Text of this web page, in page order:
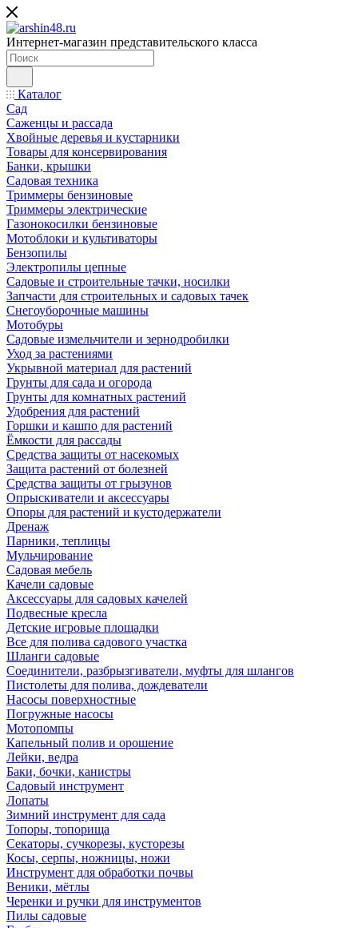
Интернет-магазин представительского класса
Каталог
Сад
Саженцы и рассада
Хвойные деревья и кустарники
Товары для консервирования
Банки, крышки
Садовая техника
Триммеры бензиновые
Триммеры электрические
Газонокосилки бензиновые
Мотоблоки и культиваторы
Бензопилы
Электропилы цепные
Садовые и строительные тачки, носилки
Запчасти для строительных и садовых тачек
Снегоуборочные машины
Мотобуры
Садовые измельчители и зернодробилки
Уход за растениями
Укрывной материал для растений
Грунты для сада и огорода
Грунты для комнатных растений
Удобрения для растений
Горшки и кашпо для растений
Ёмкости для рассады
Средства защиты от насекомых
Защита растений от болезней
Средства защиты от грызунов
Опрыскиватели и аксессуары
Опоры для растений и кустодержатели
Дренаж
Парники, теплицы
Мульчирование
Садовая мебель
Качели садовые
Аксессуары для садовых качелей
Подвесные кресла
Детские игровые площадки
Все для полива садового участка
Шланги садовые
Соединители, разбрызгиватели, муфты для шлангов
Пистолеты для полива, дождеватели
Насосы поверхностные
Погружные насосы
Мотопомпы
Капельный полив и орошение
Лейки, ведра
Баки, бочки, канистры
Садовый инструмент
Лопаты
Зимний инструмент для сада
Топоры, топорища
Секаторы, сучкорезы, кусторезы
Косы, серпы, ножницы, ножи
Инструмент для обработки почвы
Веники, мётлы
Черенки и ручки для инструментов
Пилы садовые